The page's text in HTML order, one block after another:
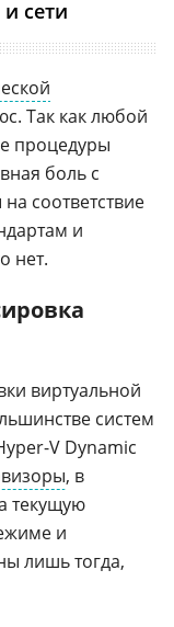
сети
Так как любой
процедуры
боль с
соответствие
и
нет.
виртуальной
систем
V Dynamic
, в
текущую
и
лишь тогда,